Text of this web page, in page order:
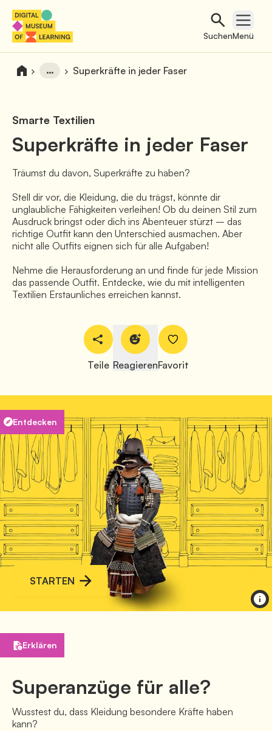
Suchen
Suchen
Open
Menü
STARTEN
Entdecken
Erklären
Superanzüge für alle?
Wusstest du, dass Kleidung besondere Kräfte haben
kann?
Smarte Textilien
Superkräfte in jeder Faser
Träumst du davon, Superkräfte zu haben?
Stell dir vor, die Kleidung, die du trägst, könnte dir
unglaubliche Fähigkeiten verleihen! Ob du deinen Stil zum
Ausdruck bringst oder dich ins Abenteuer stürzt – das
richtige Outfit kann den Unterschied ausmachen. Aber
nicht alle Outfits eignen sich für alle Aufgaben!
Nehme die Herausforderung an und finde für jede Mission
das passende Outfit. Entdecke, wie du mit intelligenten
Textilien Erstaunliches erreichen kannst.
Teile ReagierenFavorit
… Superkräfte in jeder Faser